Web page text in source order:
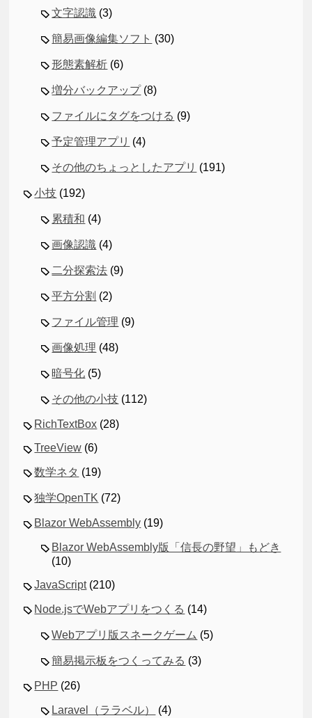
文字認識 (3)
簡易画像編集ソフト (30)
形態素解析 (6)
増分バックアップ(8)
ファイルにタグをつける (9)
予定管理アプリ (4)
その他のちょっとしたアプリ (191)
小技 (192)
累積和 (4)
画像認識 (4)
二分探索法 (9)
平方分割 (2)
ファイル管理 (9)
画像処理 (48)
暗号化 (5)
その他の小技 (112)
RichTextBox (28)
TreeView (6)
数学ネタ (19)
独学OpenTK (72)
Blazor WebAssembly (19)
Blazor WebAssembly版「信長の野望」もどき
(10)
JavaScript(210)
Node.jsでWebアプリをつくる (14)
Webアプリ版スネークゲーム (5)
簡易掲示板をつくってみる (3)
PHP (26)
Laravel（ララベル） (4)